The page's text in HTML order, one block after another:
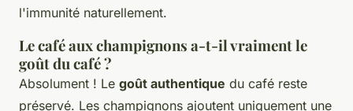
l'immunité naturellement.
Le café aux champignons a-t-il vraiment le
goût du café ?
Absolument ! Le goût authentique du café reste
préservé. Les champignons ajoutent uniquement une